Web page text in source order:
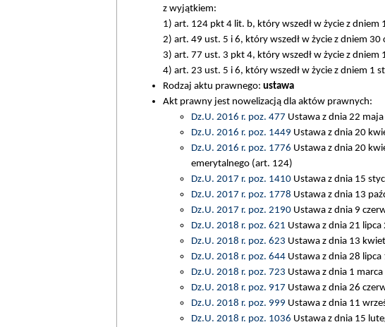
z wyjątkiem:
1) art. 124 pkt 4 lit. b, który wszedł w życie z dniem
2) art. 49 ust. 5 i 6, który wszedł w życie z dniem 30
3) art. 77 ust. 3 pkt 4, który wszedł w życie z dniem
4) art. 23 ust. 5 i 6, który wszedł w życie z dniem 1
Rodzaj aktu prawnego: ustawa
Akt prawny jest nowelizacją dla aktów prawnych:
Dz.U. 2016 r. poz. 477 Ustawa z dnia 22
Dz.U. 2016 r. poz. 1449 Ustawa z dnia 20
Dz.U. 2016 r. poz. 1776 Ustawa z dnia 20
emerytalnego (art. 124)
Dz.U. 2017 r. poz. 1410Ustawa z dnia 15
Dz.U. 2017 r. poz. 1778 Ustawa z dnia 13
Dz.U. 2017 r. poz. 2190Ustawa z dnia 9
Dz.U. 2018 r. poz. 621 Ustawa z dnia 21
Dz.U. 2018 r. poz. 623 Ustawa z dnia 13
Dz.U. 2018 r. poz. 644Ustawa z dnia 28
Dz.U. 2018 r. poz. 723 Ustawa z dnia 1
Dz.U. 2018 r. poz. 917 Ustawa z dnia 26
Dz.U. 2018 r. poz. 999 Ustawa z dnia 11
Dz.U. 2018 r. poz. 1036 Ustawa z dnia 15